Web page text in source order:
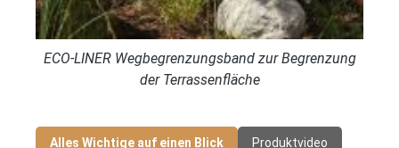
ECO-LINER Wegbegrenzungsband zur Begrenzung
der Terrassenfläche
Alles Wichtige auf einen Blick Produktvideo